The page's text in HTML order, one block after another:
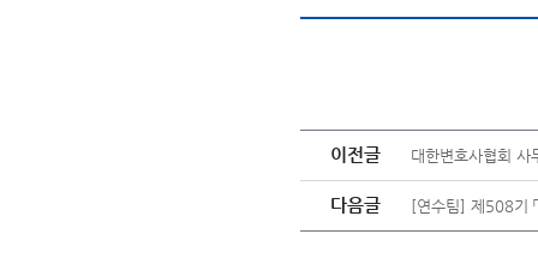
이전글 대한변호사협회
다음글 [연수팀] 제508기